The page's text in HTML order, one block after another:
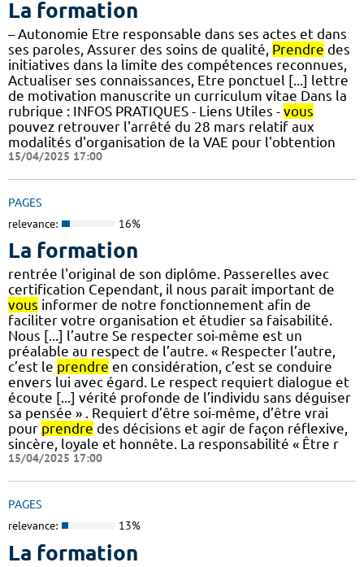
La formation
– Autonomie Etre responsable dans ses actes et dans
ses paroles, Assurer des soins de qualité, Prendre des
initiatives dans la limite des compétences reconnues,
Actualiser ses connaissances, Etre ponctuel [...] lettre
de motivation manuscrite un curriculum vitae Dans la
rubrique : INFOS PRATIQUES - Liens Utiles - vous
pouvez retrouver l'arrêté du 28 mars relatif aux
modalités d'organisation de la VAE pour l'obtention
15/04/2025 17:00
PAGES
relevance: 16%
La formation
rentrée l'original de son diplôme. Passerelles avec
certification Cependant, il nous parait important de
vous informer de notre fonctionnement afin de
faciliter votre organisation et étudier sa faisabilité.
Nous [...] l’autre Se respecter soi-même est un
préalable au respect de l’autre. « Respecter l’autre,
c’est le prendre en considération, c’est se conduire
envers lui avec égard. Le respect requiert dialogue et
écoute [...] vérité profonde de l’individu sans déguiser
sa pensée » . Requiert d’être soi-même, d’être vrai
pour prendre des décisions et agir de façon réflexive,
sincère, loyale et honnête. La responsabilité « Être r
15/04/2025 17:00
PAGES
relevance: 13%
La formation